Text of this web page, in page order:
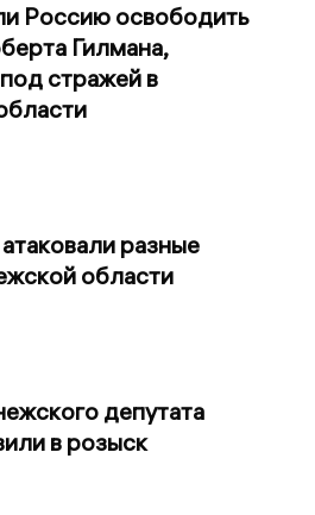
Россию освободить
Гилмана,
стражей в
разные
области
депутата
в розыск